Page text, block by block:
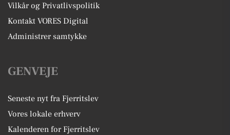
Vilkår og Privatlivspolitik
Kontakt VORES Digital
Administrer samtykke
GENVEJE
Seneste nyt fra Fjerritslev
Vores lokale erhverv
Kalenderen for Fjerritslev